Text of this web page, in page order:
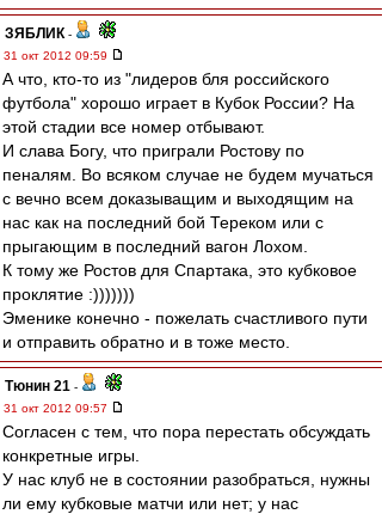
ЗЯБЛИК -
31 окт 2012 09:59
А что, кто-то из "лидеров бля российского
футбола" хорошо играет в Кубок России? На
этой стадии все номер отбывают.
И слава Богу, что приграли Ростову по
пеналям. Во всяком случае не будем мучаться
с вечно всем доказыващим и выходящим на
нас как на последний бой Тереком или с
прыгающим в последний вагон Лохом.
К тому же Ростов для Спартака, это кубковое
проклятие :)))))))
Эменике конечно - пожелать счастливого пути
и отправить обратно и в тоже место.
Тюнин 21 -
31 окт 2012 09:57
Согласен с тем, что пора перестать обсуждать
конкретные игры.
У нас клуб не в состоянии разобраться, нужны
ли ему кубковые матчи или нет; у нас